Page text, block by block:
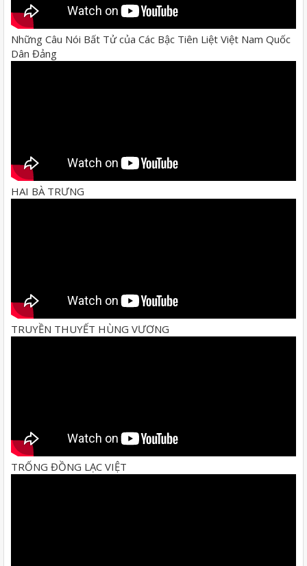
Những Câu Nói Bất Tử của Các Bậc Tiên Liệt Việt Nam Quốc
Dân Đảng
HAI BÀ TRƯNG
TRUYỀN THUYẾT HÙNG VƯƠNG
TRỐNG ĐỒNG LẠC VIỆT